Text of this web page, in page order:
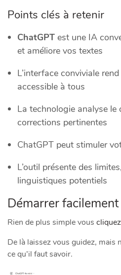
Points clés à retenir
ChatGPT est une IA
et améliore vos textes
L’interface conviviale
accessible à tous
La technologie analyse le
corrections pertinentes
ChatGPT peut stimuler
L’outil présente des
linguistiques potentiels
Démarrer
Rien de plus simple vous
De là laissez vous guidez, mais
ce qu’il faut savoir.